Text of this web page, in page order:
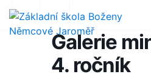
Galerie
4. ročník